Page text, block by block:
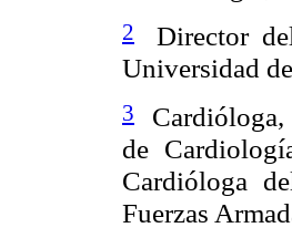
2
Director
Universidad
3
de
Cardióloga
Fuerzas